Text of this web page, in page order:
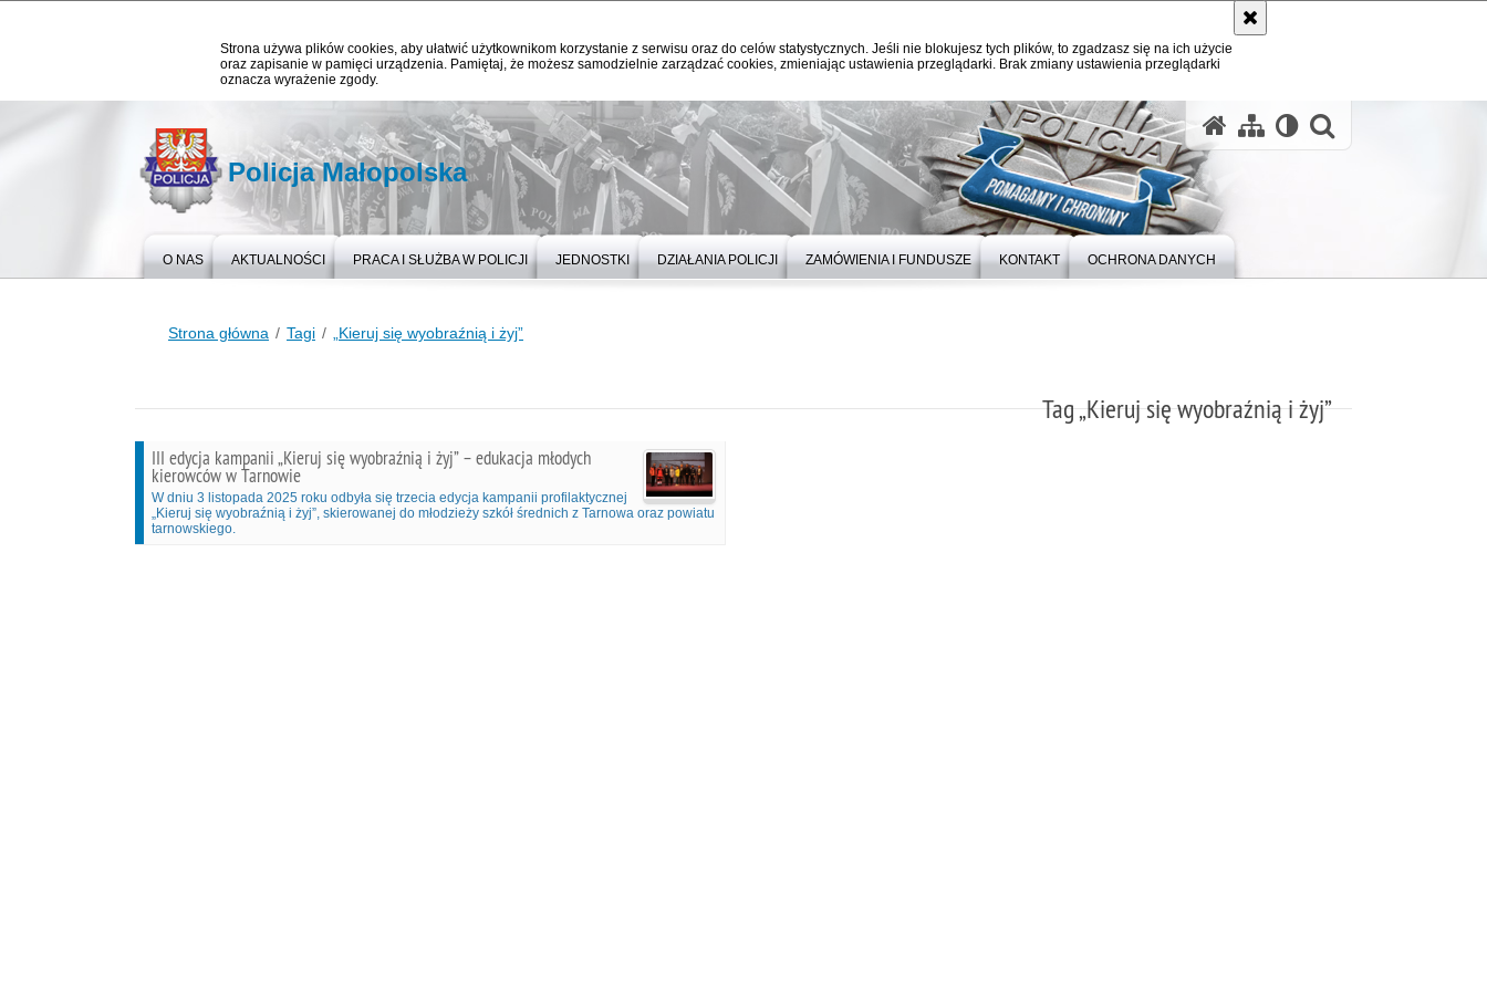
Strona używa plików cookies, aby ułatwić użytkownikom korzystanie z serwisu oraz do celów statystycznych. Jeśli nie blokujesz tych plików, to zgadzasz się na ich użycie
oraz zapisanie w pamięci urządzenia. Pamiętaj, że możesz samodzielnie zarządzać cookies, zmieniając ustawienia przeglądarki. Brak zmiany ustawienia przeglądarki
oznacza wyrażenie zgody.
Policja Małopolska
O NAS AKTUALNOŚCI PRACA I SŁUŻBA W POLICJI JEDNOSTKI DZIAŁANIA POLICJI ZAMÓWIENIA I FUNDUSZE KONTAKT OCHRONA DANYCH
Strona główna Tagi „Kieruj się wyobraźnią i żyj”
Tag „Kieruj się wyobraźnią i żyj”
III edycja kampanii „Kieruj się wyobraźnią i żyj” – edukacja młodych
kierowców w Tarnowie
W dniu 3 listopada 2025 roku odbyła się trzecia edycja kampanii profilaktycznej
„Kieruj się wyobraźnią i żyj”, skierowanej do młodzieży szkół średnich z Tarnowa oraz powiatu
tarnowskiego.